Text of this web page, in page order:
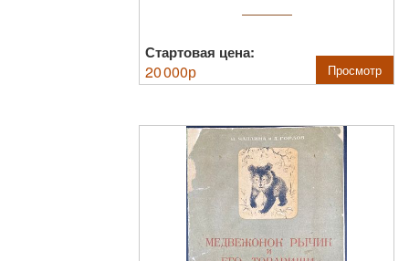
Стартовая цена:
20 000р Просмотр